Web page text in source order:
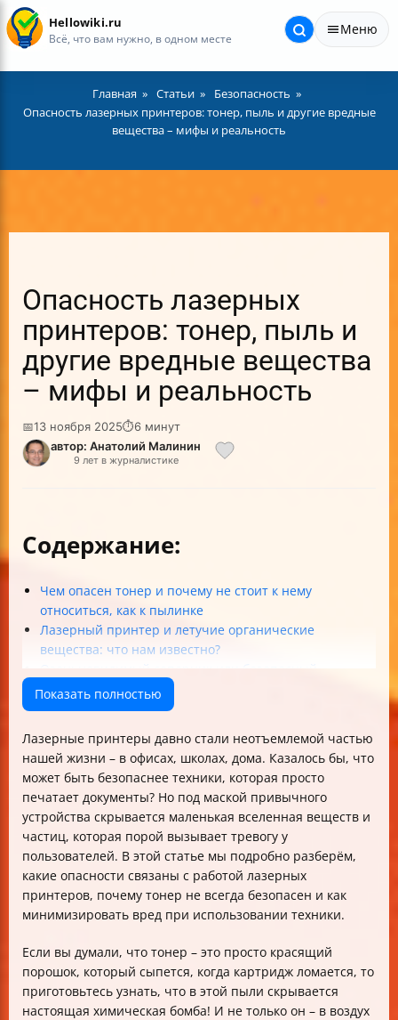
Hellowiki.ru
Всё, что вам нужно, в одном месте
Меню
Главная Статьи
Безопасность
Опасность лазерных принтеров: тонер, пыль и другие вредные
вещества – мифы и реальность
Опасность лазерных
принтеров: тонер, пыль и
другие вредные вещества
– мифы и реальность
📅13 ноября 2025⏱6 минут
автор: Анатолий Малинин
9 лет в журналистике
Содержание:
Чем опасен тонер и почему не стоит к нему
относиться, как к пылинке
Лазерный принтер и летучие органические
вещества: что нам известно?
Озон: невидимый соперник или безопасный
помощник?
Что происходит, если тонер попадет на кожу или в
Рекомендации по безопасной работе с лазерным
принтером
Сводная таблица опасностей и мер
предосторожности
Часто задаваемые вопросы (FAQ)
Заключение: принтер — друг или враг?
Показать полностью
Лазерные принтеры давно стали неотъемлемой частью
нашей жизни – в офисах, школах, дома. Казалось бы, что
может быть безопаснее техники, которая просто
печатает документы? Но под маской привычного
устройства скрывается маленькая вселенная веществ и
частиц, которая порой вызывает тревогу у
пользователей. В этой статье мы подробно разберём,
какие опасности связаны с работой лазерных
принтеров, почему тонер не всегда безопасен и как
минимизировать вред при использовании техники.
Если вы думали, что тонер – это просто красящий
порошок, который сыпется, когда картридж ломается, то
приготовьтесь узнать, что в этой пыли скрывается
настоящая химическая бомба! И не только он – в воздух